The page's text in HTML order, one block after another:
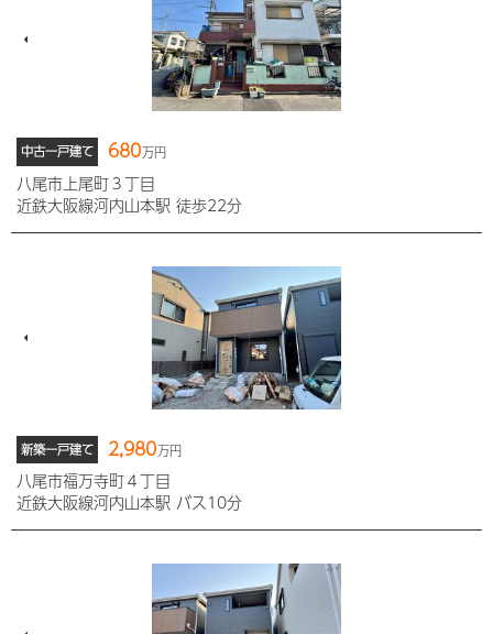
中古一戸建て 680万円
八尾市上尾町３丁目
近鉄大阪線河内山本駅 徒歩22分
新築一戸建て 2,980万円
八尾市福万寺町４丁目
近鉄大阪線河内山本駅 バス10分